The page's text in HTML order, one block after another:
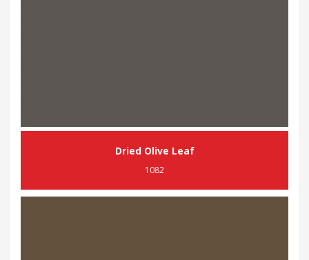
Dried Olive Leaf
1082